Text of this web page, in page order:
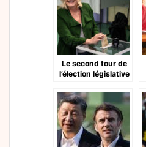
Le second tour de
l’élection législative